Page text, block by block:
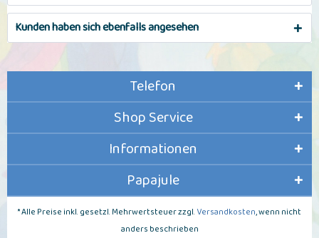
Kunden haben sich ebenfalls angesehen
Telefon
Shop Service
Informationen
Papajule
* Alle Preise inkl. gesetzl. Mehrwertsteuer zzgl. Versandkosten, wenn nicht
anders beschrieben